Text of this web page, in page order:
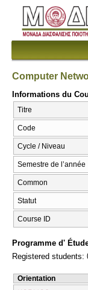
Computer
Informations du
Titre
Code
Cycle / Niveau
Semestre de l’année
Common
Statut
Course ID
Programme d'
Registered students:
Orientation